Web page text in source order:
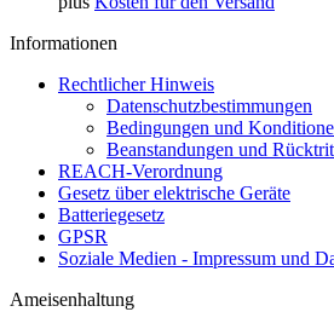
Informationen
Rechtlicher Hinweis
Datenschutzbestimmungen
Bedingungen und
Beanstandungen und
REACH-Verordnung
Gesetz über elektrische Geräte
Batteriegesetz
GPSR
Soziale Medien - Impressum und
Ameisenhaltung